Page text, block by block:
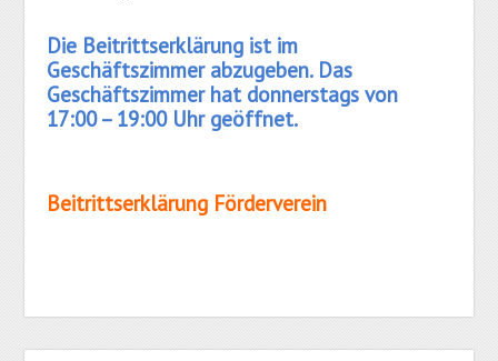
Die Beitrittserklärung ist im
Geschäftszimmer abzugeben. Das
Geschäftszimmer hat donnerstags von
17:00 – 19:00 Uhr geöffnet.
Beitrittserklärung Förderverein